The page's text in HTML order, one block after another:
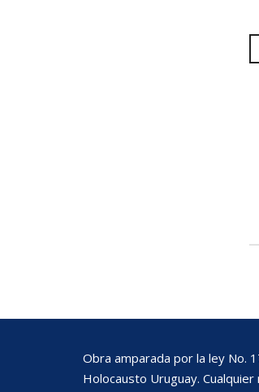
Obra amparada por la ley No.
Holocausto Uruguay.